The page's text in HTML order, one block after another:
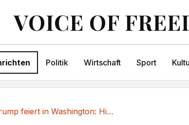
VOICE OF
Politik Wirtschaft Sport
Trump feiert in Washington: Hitzealarm bei...